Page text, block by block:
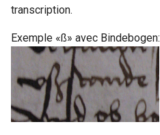
foliation
foreign
fw
transcription.
Exemple «ß» avec Bindebogen: